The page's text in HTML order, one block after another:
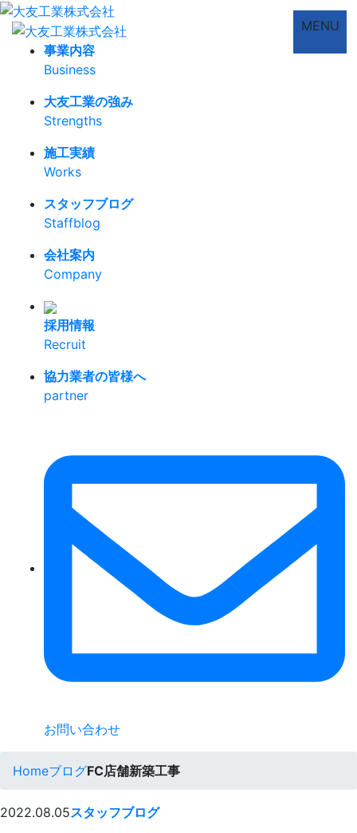
MENU
事業内容
Business
大友工業の強み
Strengths
施工実績
Works
スタッフブログ
Staffblog
会社案内
Company
採用情報
Recruit
協力業者の皆様へ
partner
お問い合わせ
HomeブログFC店舗新築工事
2022.08.05スタッフブログ